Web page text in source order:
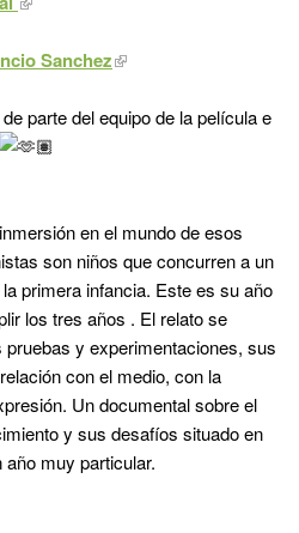
Sanchez
parte del equipo de la película e
en el mundo de esos
son niños que concurren a un
primera infancia. Este es su año
los tres años . El relato se
y experimentaciones, sus
con el medio, con la
Un documental sobre el
y sus desafíos situado en
año muy particular.